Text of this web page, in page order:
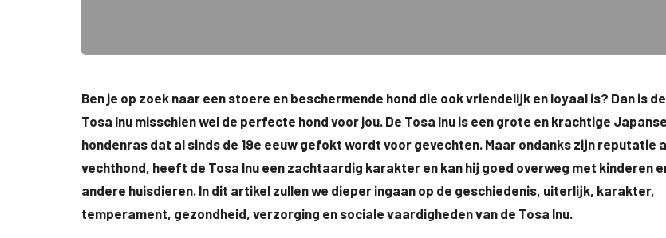
Ben je op zoek naar een stoere en beschermende hond die ook vriendelijk en loyaal is? Dan is de
Tosa Inu misschien wel de perfecte hond voor jou. De Tosa Inu is een grote en krachtige Japanse
hondenras dat al sinds de 19e eeuw gefokt wordt voor gevechten. Maar ondanks zijn reputatie
vechthond, heeft de Tosa Inu een zachtaardig karakter en kan hij goed overweg met kinderen
andere huisdieren. In dit artikel zullen we dieper ingaan op de geschiedenis, uiterlijk, karakter,
temperament, gezondheid, verzorging en sociale vaardigheden van de Tosa Inu.